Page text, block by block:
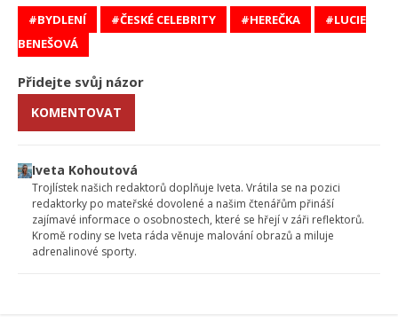
BYDLENÍ ČESKÉ CELEBRITY HEREČKA
LUCIE
BENEŠOVÁ
Přidejte svůj názor
KOMENTOVAT
Iveta Kohoutová
Trojlístek našich redaktorů doplňuje Iveta. Vrátila se na pozici
redaktorky po mateřské dovolené a našim čtenářům přináší
zajímavé informace o osobnostech, které se hřejí v záři reflektorů.
Kromě rodiny se Iveta ráda věnuje malování obrazů a miluje
adrenalinové sporty.